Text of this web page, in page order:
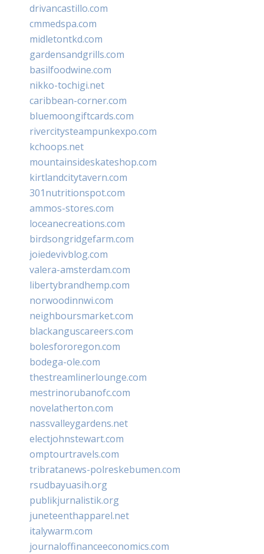
drivancastillo.com
cmmedspa.com
midletontkd.com
gardensandgrills.com
basilfoodwine.com
nikko-tochigi.net
caribbean-corner.com
bluemoongiftcards.com
rivercitysteampunkexpo.com
kchoops.net
mountainsideskateshop.com
kirtlandcitytavern.com
301nutritionspot.com
ammos-stores.com
loceanecreations.com
birdsongridgefarm.com
joiedevivblog.com
valera-amsterdam.com
libertybrandhemp.com
norwoodinnwi.com
neighboursmarket.com
blackanguscareers.com
bolesfororegon.com
bodega-ole.com
thestreamlinerlounge.com
mestrinorubanofc.com
novelatherton.com
nassvalleygardens.net
electjohnstewart.com
omptourtravels.com
tribratanews-polreskebumen.com
rsudbayuasih.org
publikjurnalistik.org
juneteenthapparel.net
italywarm.com
journaloffinanceeconomics.com